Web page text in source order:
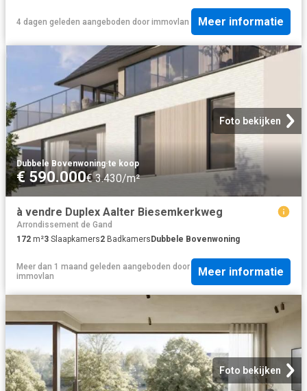
4 dagen geleden aangeboden door immovlan Meer informatie
Foto bekijken
Dubbele Bovenwoning·te koop
€ 590.000€ 3.430/m²
à vendre Duplex Aalter Biesemkerkweg
Arrondissement de Gand
172 m²3 Slaapkamers2 Badkamers Dubbele Bovenwoning
Meer dan 1 maand geleden aangeboden door
immovlan
Meer informatie
Foto bekijken